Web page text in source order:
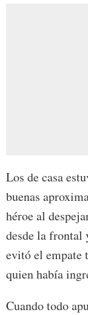
Los de casa
buenas
héroe al
desde la frontal
evitó el empate
quien había
Cuando todo